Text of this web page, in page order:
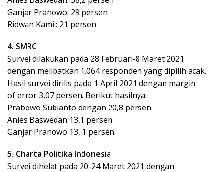
Ganjar Pranowo: 29 persen
Ridwan Kamil: 21 persen
4. SMRC
Survei dilakukan pada 28 Februari-8 Maret 2021
dengan melibatkan 1.064 responden yang dipilih acak.
Hasil survei dirilis pada 1 April 2021 dengan margin
of error 3,07 persen. Berikut hasilnya:
Prabowo Subianto dengan 20,8 persen.
Anies Baswedan 13,1 persen
Ganjar Pranowo 13, 1 persen.
5. Charta Politika Indonesia
Survei dihelat pada 20-24 Maret 2021 dengan